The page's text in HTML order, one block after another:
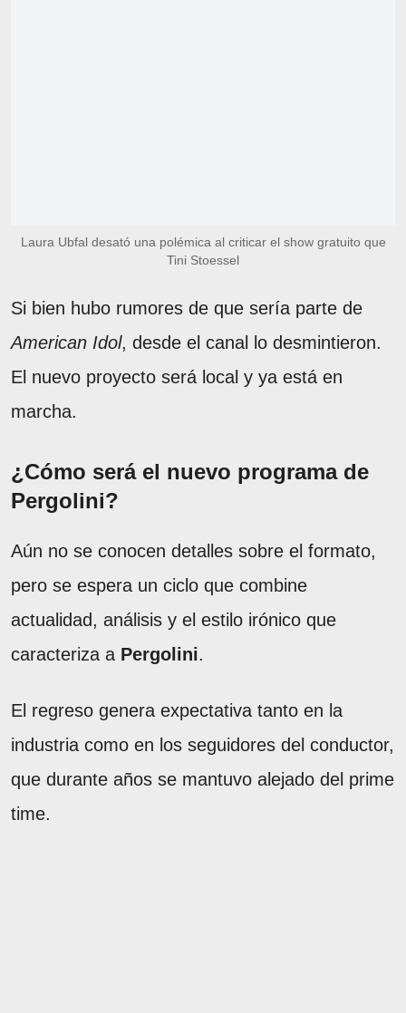
Laura Ubfal desató una polémica al criticar el show gratuito que
Tini Stoessel
Si bien hubo rumores de que sería parte de
American Idol, desde el canal lo desmintieron.
El nuevo proyecto será local y ya está en
marcha.
¿Cómo será el nuevo programa de
Pergolini?
Aún no se conocen detalles sobre el formato,
pero se espera un ciclo que combine
actualidad, análisis y el estilo irónico que
caracteriza a Pergolini.
El regreso genera expectativa tanto en la
industria como en los seguidores del conductor,
que durante años se mantuvo alejado del prime
time.